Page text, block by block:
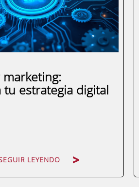
de marca. Ahí
estrategia digital
LEYENDO